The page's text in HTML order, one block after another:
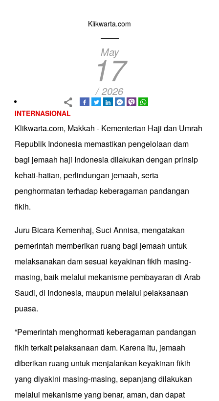
Klikwarta.com
May
17
/ 2026
INTERNASIONAL
Klikwarta.com, Makkah - Kementerian Haji dan Umrah
Republik Indonesia memastikan pengelolaan dam
bagi jemaah haji Indonesia dilakukan dengan prinsip
kehati-hatian, perlindungan jemaah, serta
penghormatan terhadap keberagaman pandangan
fikih.
Juru Bicara Kemenhaj, Suci Annisa, mengatakan
pemerintah memberikan ruang bagi jemaah untuk
melaksanakan dam sesuai keyakinan fikih masing-
masing, baik melalui mekanisme pembayaran di Arab
Saudi, di Indonesia, maupun melalui pelaksanaan
puasa.
“Pemerintah menghormati keberagaman pandangan
fikih terkait pelaksanaan dam. Karena itu, jemaah
diberikan ruang untuk menjalankan keyakinan fikih
yang diyakini masing-masing, sepanjang dilakukan
melalui mekanisme yang benar, aman, dan dapat